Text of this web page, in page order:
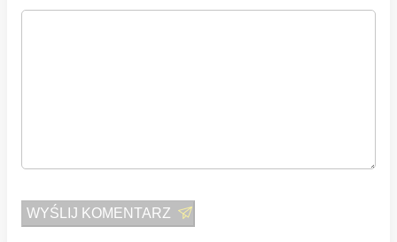
WYŚLIJ KOMENTARZ